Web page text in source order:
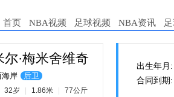
首页 NBA视频 足球视频 NBA资讯
尔·梅米舍维奇
海岸 后卫
32岁 1.86米 77公斤
出生年月
合同到期